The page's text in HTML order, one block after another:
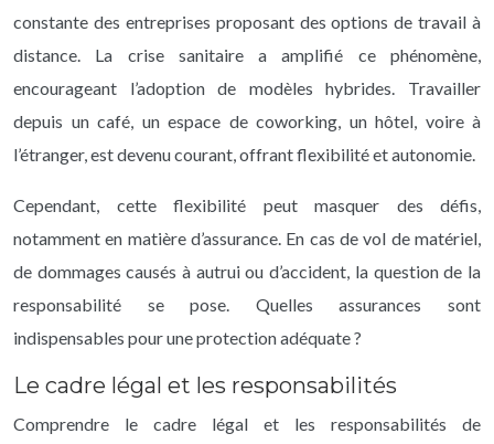
constante des entreprises proposant des options de travail à
distance. La crise sanitaire a amplifié ce phénomène,
encourageant l’adoption de modèles hybrides. Travailler
depuis un café, un espace de coworking, un hôtel, voire à
l’étranger, est devenu courant, offrant flexibilité et autonomie.
Cependant, cette flexibilité peut masquer des défis,
notamment en matière d’assurance. En cas de vol de matériel,
de dommages causés à autrui ou d’accident, la question de la
responsabilité se pose. Quelles assurances sont
indispensables pour une protection adéquate ?
Le cadre légal et les responsabilités
Comprendre le cadre légal et les responsabilités de